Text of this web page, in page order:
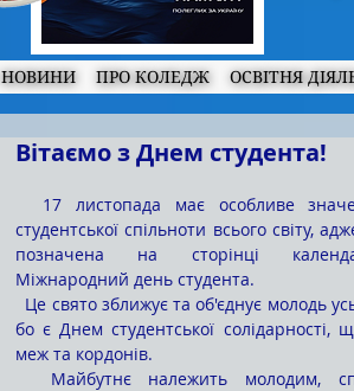
НОВИНИ ПРО КОЛЕДЖ ОСВІТНЯ
Вітаємо з Днем студента!
студентської спільноти всього світу,
позначена на сторінці
Міжнародний день студента.
бо є Днем студентської солідарності,
меж та кордонів.